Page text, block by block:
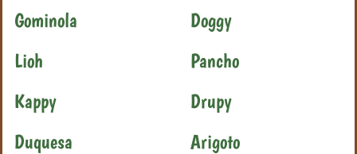
Gominola
Doggy
Lioh
Pancho
Kappy
Drupy
Duquesa
Arigoto